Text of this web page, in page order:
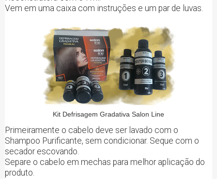
Vem em uma caixa com instruções e um par de luvas.
Kit Defrisagem Gradativa Salon Line
Primeiramente o cabelo deve ser lavado com o
Shampoo Purificante, sem condicionar. Seque com o
secador escovando.
Separe o cabelo em mechas para melhor aplicação do
produto.